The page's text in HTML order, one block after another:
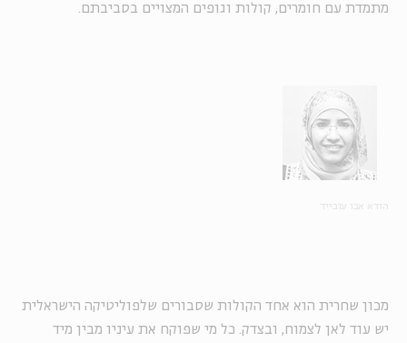
מתמדת עם חומרים, קולות וגופים המצויים בסביבתם.
מכון שחרית הוא אחד הקולות שסבורים שלפוליטיקה הישראלית
יש עוד לאן לצמוח, ובצדק. כל מי שפוקח את עיניו מבין מיד